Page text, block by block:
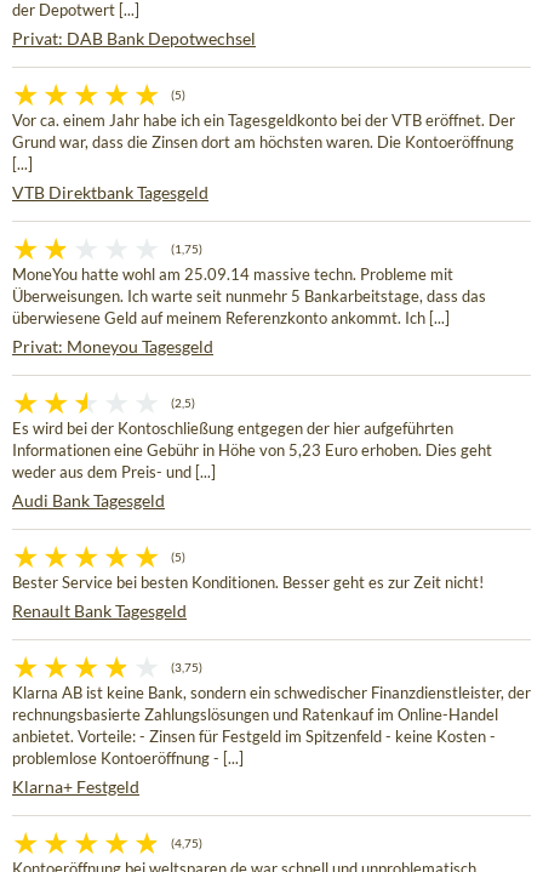
der Depotwert [...]
Privat: DAB Bank Depotwechsel
(5)
Vor ca. einem Jahr habe ich ein Tagesgeldkonto bei der VTB eröffnet. Der
Grund war, dass die Zinsen dort am höchsten waren. Die Kontoeröffnung
[...]
VTB Direktbank Tagesgeld
(1,75)
MoneYou hatte wohl am 25.09.14 massive techn. Probleme mit
Überweisungen. Ich warte seit nunmehr 5 Bankarbeitstage, dass das
überwiesene Geld auf meinem Referenzkonto ankommt. Ich [...]
Privat: Moneyou Tagesgeld
(2,5)
Es wird bei der Kontoschließung entgegen der hier aufgeführten
Informationen eine Gebühr in Höhe von 5,23 Euro erhoben. Dies geht
weder aus dem Preis- und [...]
Audi Bank Tagesgeld
(5)
Bester Service bei besten Konditionen. Besser geht es zur Zeit nicht!
Renault Bank Tagesgeld
(3,75)
Klarna AB ist keine Bank, sondern ein schwedischer Finanzdienstleister, der
rechnungsbasierte Zahlungslösungen und Ratenkauf im Online-Handel
anbietet. Vorteile: - Zinsen für Festgeld im Spitzenfeld - keine Kosten -
problemlose Kontoeröffnung - [...]
Klarna+ Festgeld
(4,75)